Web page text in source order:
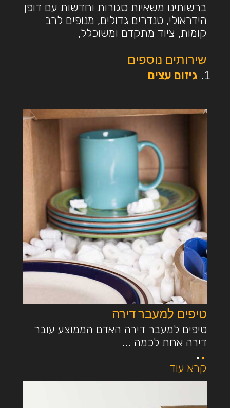
ברשותינו משאיות סגורות וחדשות עם דופן
הידראולי, טנדרים גדולים, מנופים לרב
קומות, ציוד מתקדם ומשוכלל,
שירותים נוספים
גיזום עצים
טיפים למעבר דירה
טיפים למעבר דירה האדם הממוצע עובר
דירה אחת לכמה ...
קרא עוד